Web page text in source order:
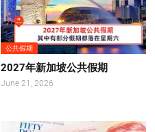
公共假期
2027年新加坡公共假期
June 21, 2026